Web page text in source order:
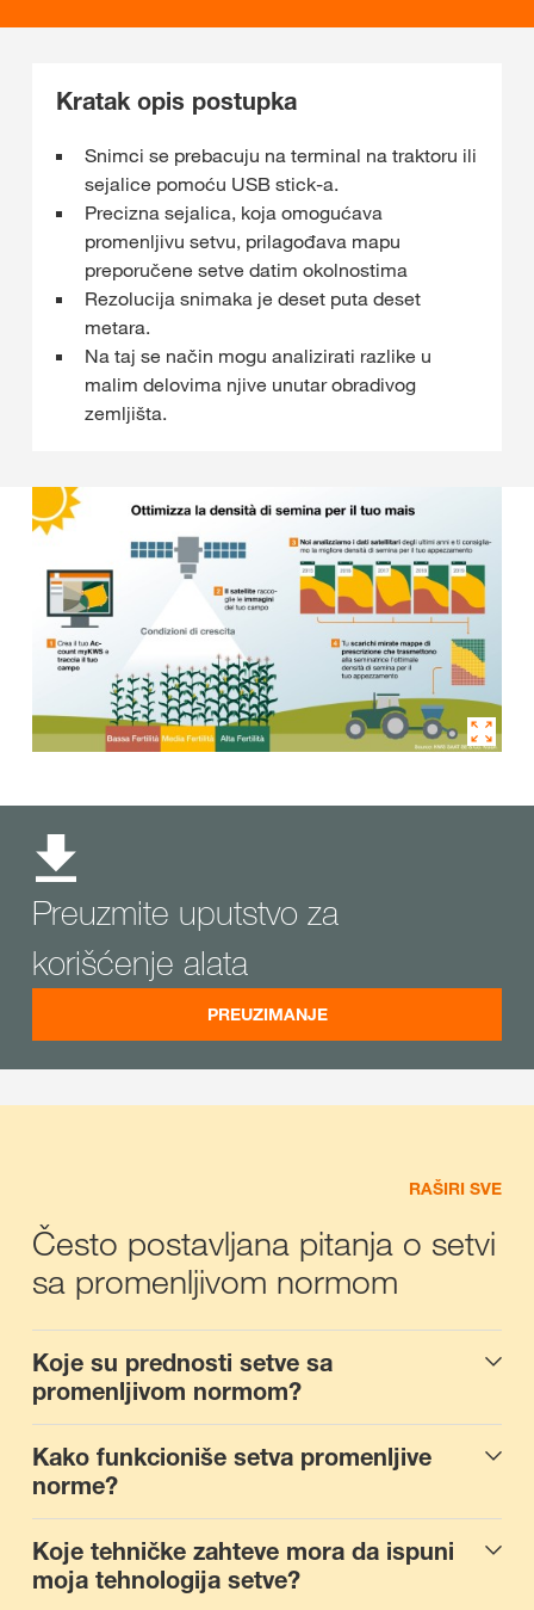
Kratak opis postupka
Snimci se prebacuju na terminal na traktoru ili
sejalice pomoću USB stick-a.
Precizna sejalica, koja omogućava
promenljivu setvu, prilagođava mapu
preporučene setve datim okolnostima
Rezolucija snimaka je deset puta deset
metara.
Na taj se način mogu analizirati razlike u
malim delovima njive unutar obradivog
zemljišta.
Preuzmite uputstvo za
korišćenje alata
PREUZIMANJE
RAŠIRI SVE
Često postavljana pitanja o setvi
sa promenljivom normom
Koje su prednosti setve sa
promenljivom normom?
Kako funkcioniše setva promenljive
norme?
Koje tehničke zahteve mora da ispuni
moja tehnologija setve?